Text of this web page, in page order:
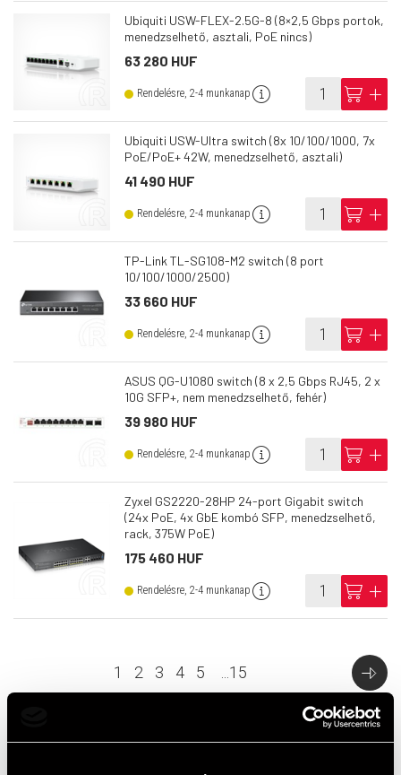
Ubiquiti USW-FLEX-2.5G-8 (8×2,5 Gbps portok,
menedzselhető, asztali, PoE nincs)
63 280 HUF
Rendelésre, 2-4 munkanap info cart add
Ubiquiti USW-Ultra switch (8x 10/100/1000, 7x
PoE/PoE+ 42W, menedzselhető, asztali)
41 490 HUF
Rendelésre, 2-4 munkanap info cart add
TP-Link TL-SG108-M2 switch (8 port
10/100/1000/2500)
33 660 HUF
Rendelésre, 2-4 munkanap info cart add
ASUS QG-U1080 switch (8 x 2,5 Gbps RJ45, 2 x
10G SFP+, nem menedzselhető, fehér)
39 980 HUF
Rendelésre, 2-4 munkanap info cart add
Zyxel GS2220-28HP 24-port Gigabit switch
(24x PoE, 4x GbE kombó SFP, menedzselhető,
rack, 375W PoE)
175 460 HUF
Rendelésre, 2-4 munkanap info cart add
1 2 3 4 5 15